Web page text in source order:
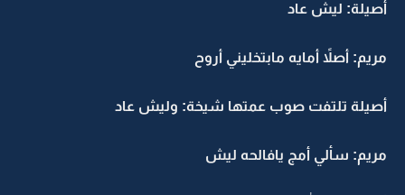
أصيلة: ليش عاد
مريم: أصلاً أمايه مابتخليني أروح
أصيلة تلتفت صوب عمتها شيخة: وليش عاد
مريم: سألي أمج يافالحه ليش